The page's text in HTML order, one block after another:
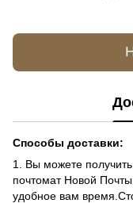
Способы доставки:
1. Вы можете
почтомат Новой
удобное вам